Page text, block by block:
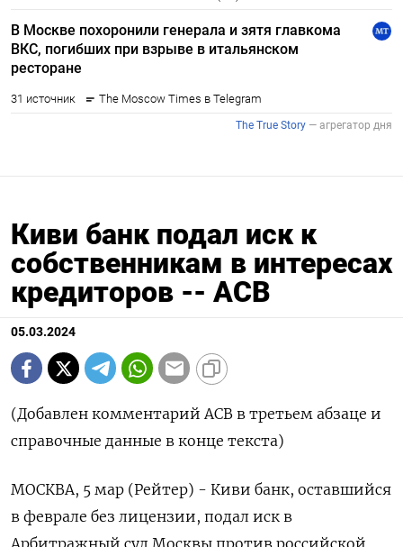
Киви банк подал иск к
собственникам в интересах
кредиторов -- АСВ
05.03.2024
(Добавлен комментарий АСВ в третьем абзаце и
справочные данные в конце текста)
МОСКВА, 5 мар (Рейтер) - Киви банк, оставшийся
в феврале без лицензии, подал иск в